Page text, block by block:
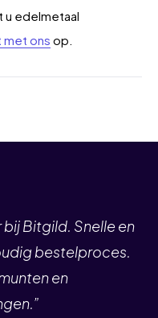
u edelmetaal
ons op.
Bitgild. Snelle en
bestelproces.
en